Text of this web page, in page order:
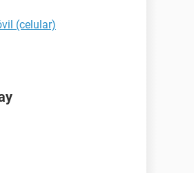
(celular)